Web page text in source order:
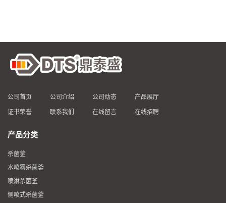
公司首页 公司介绍 公司动态 产品展厅
证书荣誉 联系我们 在线留言 在线招聘
产品分类
杀菌釜
水喷雾杀菌釜
喷淋杀菌釜
侧喷式杀菌釜